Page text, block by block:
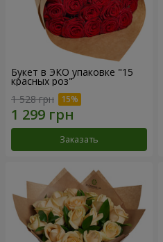
Букет в ЭКО упаковке "15
красных роз"
1 528 грн
Заказать